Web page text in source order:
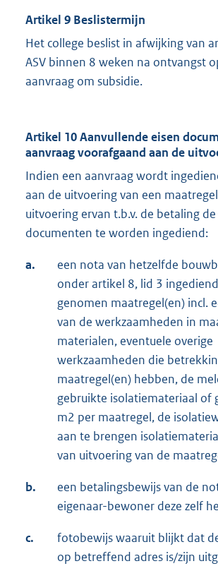
Artikel 9 Beslistermijn
Het college beslist in afwijking van
ASV binnen 8 weken na ontvangst
aanvraag om subsidie.
Artikel 10 Aanvullende eisen
aanvraag voorafgaand aan de
Indien een aanvraag wordt
aan de uitvoering van een
uitvoering ervan t.b.v. de betaling
documenten te worden ingediend:
a.
een nota van hetzelfde
onder artikel 8, lid 3
genomen maatregel(en) incl.
van de werkzaamheden in
materialen, eventuele overige
werkzaamheden die
maatregel(en) hebben, de
gebruikte isolatiemateriaal of
m2 per maatregel, de
aan te brengen
van uitvoering van de
b.
een betalingsbewijs van de
eigenaar-bewoner deze zelf
c.
fotobewijs waaruit blijkt dat
op betreffend adres is/zijn